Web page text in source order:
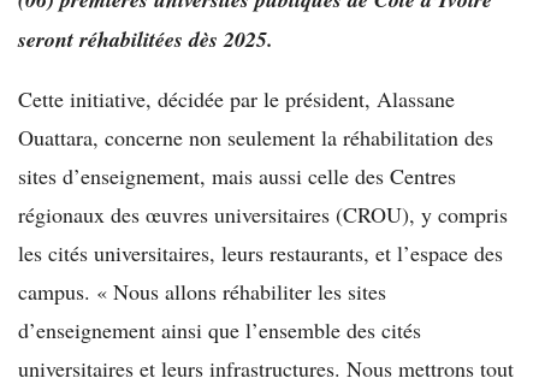
seront réhabilitées dès 2025.
Cette initiative, décidée par le président, Alassane
Ouattara, concerne non seulement la réhabilitation des
sites d’enseignement, mais aussi celle des Centres
régionaux des œuvres universitaires (CROU), y compris
les cités universitaires, leurs restaurants, et l’espace des
campus. « Nous allons réhabiliter les sites
d’enseignement ainsi que l’ensemble des cités
universitaires et leurs infrastructures. Nous mettrons tout